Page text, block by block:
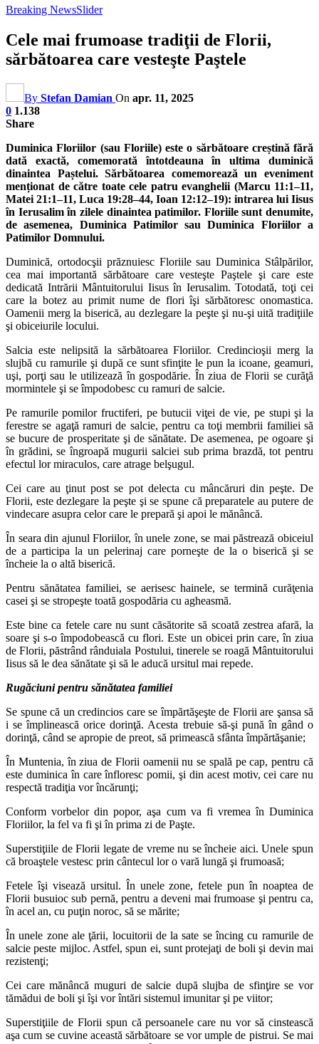
Breaking NewsSlider
Cele mai frumoase tradiţii de Florii,
sărbătoarea care vesteşte Paştele
By Stefan Damian On apr. 11, 2025
0 1.138
Share
Duminica Floriilor (sau Floriile) este o sărbătoare creștină fără
dată exactă, comemorată întotdeauna în ultima duminică
dinaintea Paștelui. Sărbătoarea comemorează un eveniment
menționat de către toate cele patru evanghelii (Marcu 11:1–11,
Matei 21:1–11, Luca 19:28–44, Ioan 12:12–19): intrarea lui Iisus
în Ierusalim în zilele dinaintea patimilor. Floriile sunt denumite,
de asemenea, Duminica Patimilor sau Duminica Floriilor a
Patimilor Domnului.
Duminică, ortodocşii prăznuiesc Floriile sau Duminica Stâlpărilor,
cea mai importantă sărbătoare care vesteşte Paştele şi care este
dedicată Intrării Mântuitorului Iisus în Ierusalim. Totodată, toţi cei
care la botez au primit nume de flori îşi sărbătoresc onomastica.
Oamenii merg la biserică, au dezlegare la peşte şi nu-şi uită tradiţiile
şi obiceiurile locului.
Salcia este nelipsită la sărbătoarea Floriilor. Credincioşii merg la
slujbă cu ramurile şi după ce sunt sfinţite le pun la icoane, geamuri,
uşi, porţi sau le utilizează în gospodărie. În ziua de Florii se curăţă
mormintele şi se împodobesc cu ramuri de salcie.
Pe ramurile pomilor fructiferi, pe butucii viţei de vie, pe stupi şi la
ferestre se agaţă ramuri de salcie, pentru ca toţi membrii familiei să
se bucure de prosperitate şi de sănătate. De asemenea, pe ogoare şi
în grădini, se îngroapă mugurii salciei sub prima brazdă, tot pentru
efectul lor miraculos, care atrage belşugul.
Cei care au ţinut post se pot delecta cu mâncăruri din peşte. De
Florii, este dezlegare la peşte şi se spune că preparatele au putere de
vindecare asupra celor care le prepară şi apoi le mănâncă.
În seara din ajunul Floriilor, în unele zone, se mai păstrează obiceiul
de a participa la un pelerinaj care porneşte de la o biserică şi se
încheie la o altă biserică.
Pentru sănătatea familiei, se aerisesc hainele, se termină curăţenia
casei şi se stropeşte toată gospodăria cu agheasmă.
Este bine ca fetele care nu sunt căsătorite să scoată zestrea afară, la
soare şi s-o împodobească cu flori. Este un obicei prin care, în ziua
de Florii, păstrând rânduiala Postului, tinerele se roagă Mântuitorului
Iisus să le dea sănătate şi să le aducă ursitul mai repede.
Rugăciuni pentru sănătatea familiei
Se spune că un credincios care se împărtăşeşte de Florii are şansa să
i se împlinească orice dorinţă. Acesta trebuie să-şi pună în gând o
dorinţă, când se apropie de preot, să primească sfânta împărtăşanie;
În Muntenia, în ziua de Florii oamenii nu se spală pe cap, pentru că
este duminica în care înfloresc pomii, şi din acest motiv, cei care nu
respectă tradiţia vor încărunţi;
Conform vorbelor din popor, aşa cum va fi vremea în Duminica
Floriilor, la fel va fi şi în prima zi de Paşte.
Superstiţiile de Florii legate de vreme nu se încheie aici. Unele spun
că broaştele vestesc prin cântecul lor o vară lungă şi frumoasă;
Fetele îşi visează ursitul. În unele zone, fetele pun în noaptea de
Florii busuioc sub pernă, pentru a deveni mai frumoase şi pentru ca,
în acel an, cu puţin noroc, să se mărite;
În unele zone ale ţării, locuitorii de la sate se încing cu ramurile de
salcie peste mijloc. Astfel, spun ei, sunt protejaţi de boli şi devin mai
rezistenţi;
Cei care mănâncă muguri de salcie după slujba de sfinţire se vor
tămădui de boli şi îşi vor întări sistemul imunitar şi pe viitor;
Superstiţiile de Florii spun că persoanele care nu vor să cinstească
aşa cum se cuvine această sărbătoare se vor umple de pistrui. Se mai